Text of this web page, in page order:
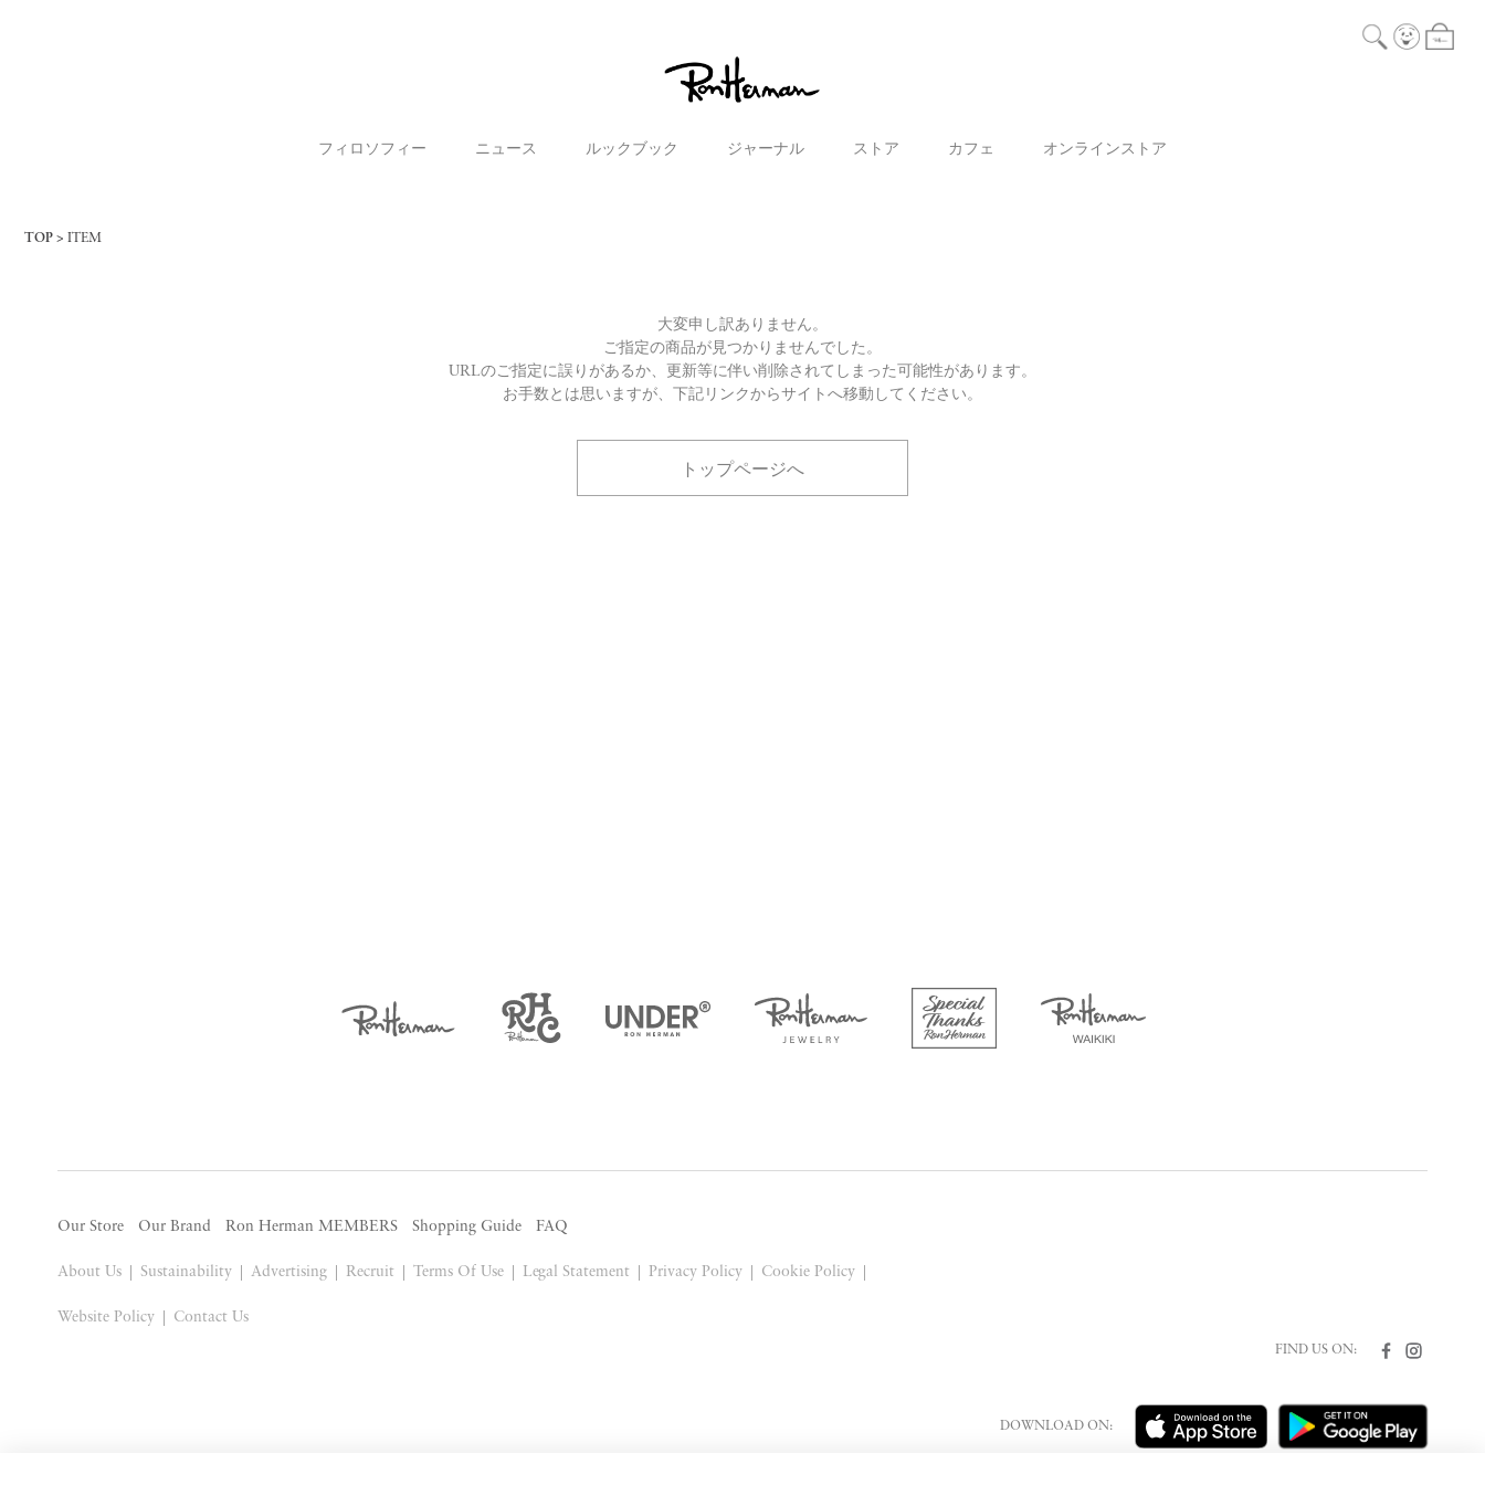
フィロソフィー ニュース ルックブック ジャーナル ストア カフェ オンラインストア
TOP ITEM
大変申し訳ありません。
ご指定の商品が見つかりませんでした。
URLのご指定に誤りがあるか、更新等に伴い削除されてしまった可能性があります。
お手数とは思いますが、下記リンクからサイトへ移動してください。
トップページへ
Our Store Our Brand Ron Herman MEMBERS Shopping Guide FAQ
About Us Sustainability Advertising Recruit Terms Of Use Legal Statement Privacy Policy Cookie Policy
Website Policy Contact Us
FIND US ON:
DOWNLOAD ON: